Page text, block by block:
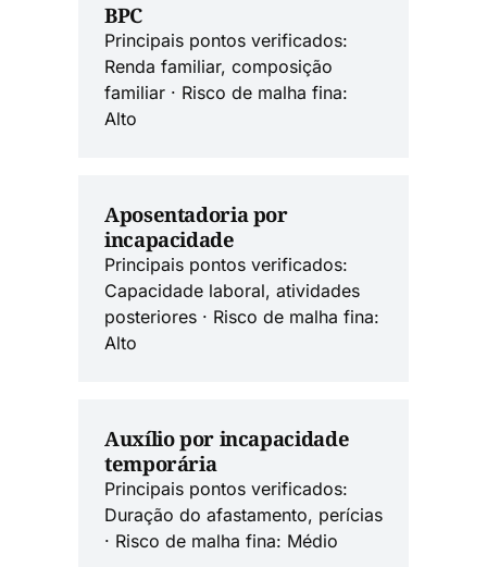
BPC
Principais pontos verificados:
Renda familiar, composição
familiar · Risco de malha fina:
Alto
Aposentadoria por
incapacidade
Principais pontos verificados:
Capacidade laboral, atividades
posteriores · Risco de malha fina:
Alto
Auxílio por incapacidade
temporária
Principais pontos verificados:
Duração do afastamento, perícias
· Risco de malha fina: Médio